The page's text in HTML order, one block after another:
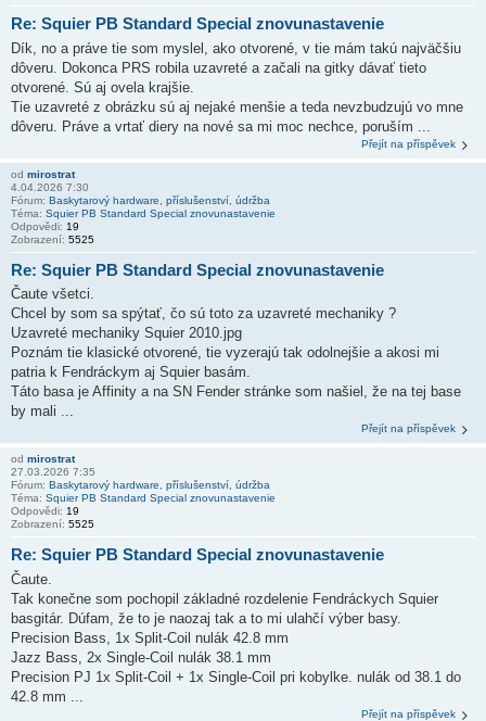
Re: Squier PB Standard Special znovunastavenie
Dík, no a práve tie som myslel, ako otvorené, v tie mám takú najväčšiu
dôveru. Dokonca PRS robila uzavreté a začali na gitky dávať tieto
otvorené. Sú aj ovela krajšie.
Tie uzavreté z obrázku sú aj nejaké menšie a teda nevzbudzujú vo mne
dôveru. Práve a vrtať diery na nové sa mi moc nechce, poruším ...
Přejít na příspěvek
od mirostrat
4.04.2026 7:30
Fórum: Baskytarový hardware, příslušenství, údržba
Téma: Squier PB Standard Special znovunastavenie
Odpovědi: 19
Zobrazení: 5525
Re: Squier PB Standard Special znovunastavenie
Čaute všetci.
Chcel by som sa spýtať, čo sú toto za uzavreté mechaniky ?
Uzavreté mechaniky Squier 2010.jpg
Poznám tie klasické otvorené, tie vyzerajú tak odolnejšie a akosi mi
patria k Fendráckym aj Squier basám.
Táto basa je Affinity a na SN Fender stránke som našiel, že na tej base
by mali ...
Přejít na příspěvek
od mirostrat
27.03.2026 7:35
Fórum: Baskytarový hardware, příslušenství, údržba
Téma: Squier PB Standard Special znovunastavenie
Odpovědi: 19
Zobrazení: 5525
Re: Squier PB Standard Special znovunastavenie
Čaute.
Tak konečne som pochopil základné rozdelenie Fendráckych Squier
basgitár. Dúfam, že to je naozaj tak a to mi ulahčí výber basy.
Precision Bass, 1x Split-Coil nulák 42.8 mm
Jazz Bass, 2x Single-Coil nulák 38.1 mm
Precision PJ 1x Split-Coil + 1x Single-Coil pri kobylke. nulák od 38.1 do
42.8 mm ...
Přejít na příspěvek